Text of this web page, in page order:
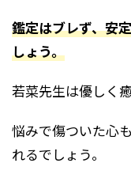
鑑定はブレず、安
しょう。
若菜先生は優しく
悩みで傷ついた心
れるでしょう。